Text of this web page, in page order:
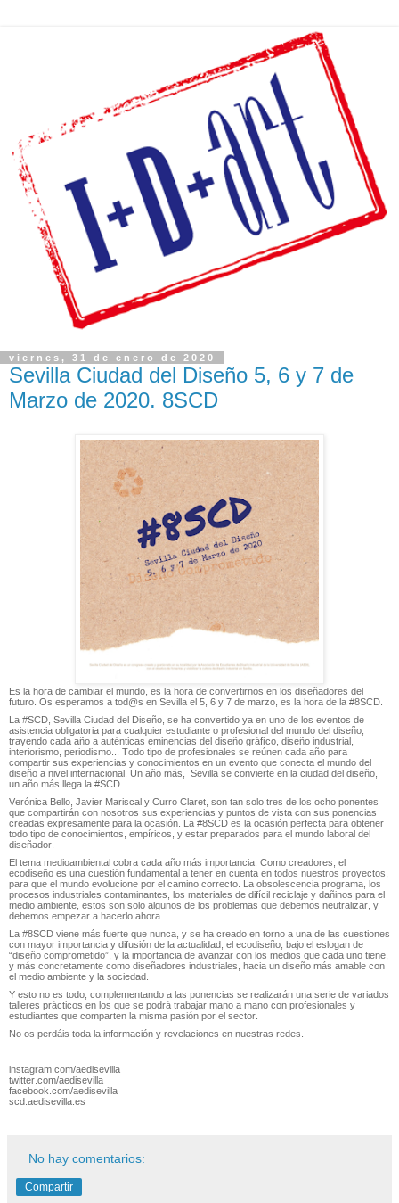
viernes, 31 de enero de 2020
Sevilla Ciudad del Diseño 5, 6 y 7 de
Marzo de 2020. 8SCD
Es la hora de cambiar el mundo, es la hora de convertirnos en los diseñadores del
futuro. Os esperamos a tod@s en Sevilla el 5, 6 y 7 de marzo, es la hora de la #8SCD.
La #SCD, Sevilla Ciudad del Diseño, se ha convertido ya en uno de los eventos de
asistencia obligatoria para cualquier estudiante o profesional del mundo del diseño,
trayendo cada año a auténticas eminencias del diseño gráﬁco, diseño industrial,
interiorismo, periodismo... Todo tipo de profesionales se reúnen cada año para
compartir sus experiencias y conocimientos en un evento que conecta el mundo del
diseño a nivel internacional. Un año más, Sevilla se convierte en la ciudad del diseño,
un año más llega la #SCD
Verónica Bello, Javier Mariscal y Curro Claret, son tan solo tres de los ocho ponentes
que compartirán con nosotros sus experiencias y puntos de vista con sus ponencias
creadas expresamente para la ocasión. La #8SCD es la ocasión perfecta para obtener
todo tipo de conocimientos, empíricos, y estar preparados para el mundo laboral del
diseñador.
El tema medioambiental cobra cada año más importancia. Como creadores, el
ecodiseño es una cuestión fundamental a tener en cuenta en todos nuestros proyectos,
para que el mundo evolucione por el camino correcto. La obsolescencia programa, los
procesos industriales contaminantes, los materiales de difícil reciclaje y dañinos para el
medio ambiente, estos son solo algunos de los problemas que debemos neutralizar, y
debemos empezar a hacerlo ahora.
La #8SCD viene más fuerte que nunca, y se ha creado en torno a una de las cuestiones
con mayor importancia y difusión de la actualidad, el ecodiseño, bajo el eslogan de
“diseño comprometido”, y la importancia de avanzar con los medios que cada uno tiene,
y más concretamente como diseñadores industriales, hacia un diseño más amable con
el medio ambiente y la sociedad.
Y esto no es todo, complementando a las ponencias se realizarán una serie de variados
talleres prácticos en los que se podrá trabajar mano a mano con profesionales y
estudiantes que comparten la misma pasión por el sector.
No os perdáis toda la información y revelaciones en nuestras redes.
instagram.com/aedisevilla
twitter.com/aedisevilla
facebook.com/aedisevilla
scd.aedisevilla.es
No hay comentarios:
Compartir